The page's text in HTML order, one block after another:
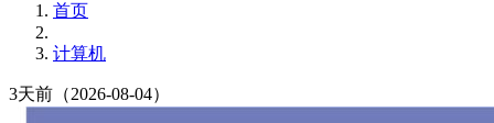
首页
计算机
3天前 （2026-08-04）